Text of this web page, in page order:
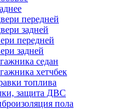
передней
задней
передней
задней
седан
хетчбек
топлива
защита ДВС
пола